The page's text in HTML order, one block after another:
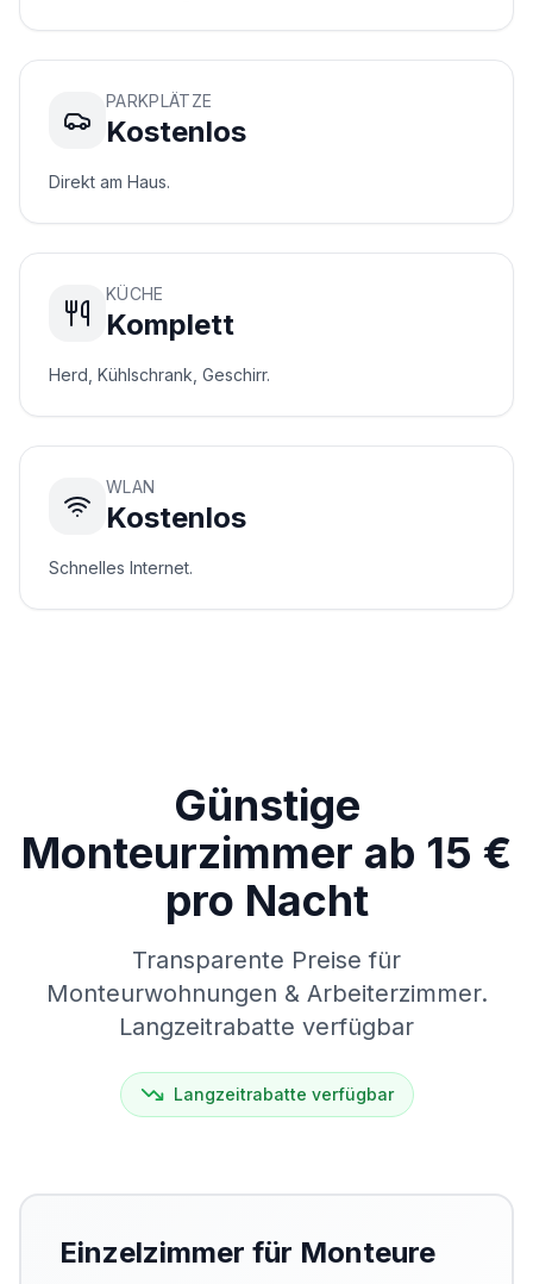
n
v
e
d
Kontakt
PARKPLÄTZE
Kostenlos
Direkt am Haus.
KÜCHE
Komplett
Herd, Kühlschrank, Geschirr.
WLAN
Kostenlos
Schnelles Internet.
Günstige
Monteurzimmer ab 15 €
pro Nacht
Transparente Preise für
Monteurwohnungen & Arbeiterzimmer.
Langzeitrabatte verfügbar
Langzeitrabatte verfügbar
Einzelzimmer für Monteure